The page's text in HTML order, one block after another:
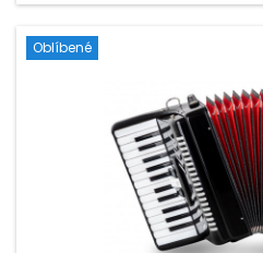
Oblíbené